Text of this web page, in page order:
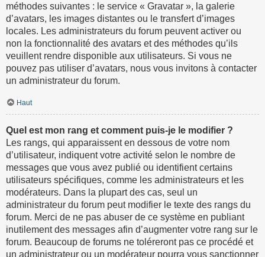
méthodes suivantes : le service « Gravatar », la galerie
d’avatars, les images distantes ou le transfert d’images
locales. Les administrateurs du forum peuvent activer ou
non la fonctionnalité des avatars et des méthodes qu’ils
veuillent rendre disponible aux utilisateurs. Si vous ne
pouvez pas utiliser d’avatars, nous vous invitons à contacter
un administrateur du forum.
Haut
Quel est mon rang et comment puis-je le modifier ?
Les rangs, qui apparaissent en dessous de votre nom
d’utilisateur, indiquent votre activité selon le nombre de
messages que vous avez publié ou identifient certains
utilisateurs spécifiques, comme les administrateurs et les
modérateurs. Dans la plupart des cas, seul un
administrateur du forum peut modifier le texte des rangs du
forum. Merci de ne pas abuser de ce système en publiant
inutilement des messages afin d’augmenter votre rang sur le
forum. Beaucoup de forums ne toléreront pas ce procédé et
un administrateur ou un modérateur pourra vous sanctionner